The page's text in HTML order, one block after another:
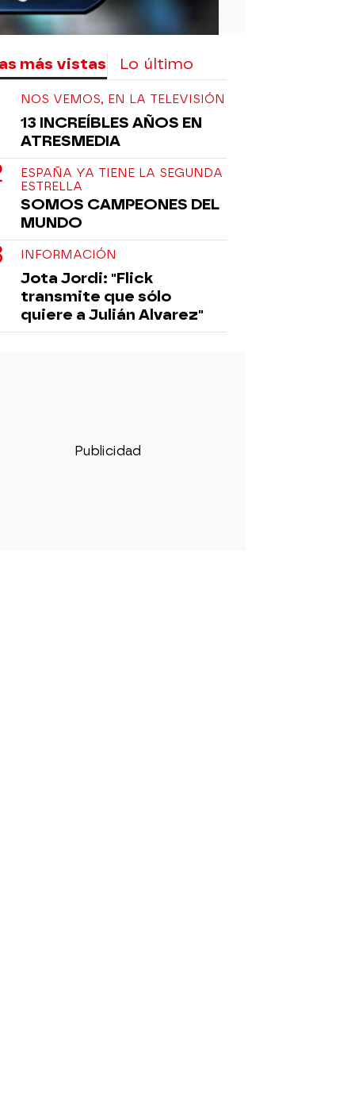
más vistas Lo último
NOS VEMOS, EN LA TELEVISIÓN
13 INCREÍBLES AÑOS EN
ATRESMEDIA
ESPAÑA YA TIENE LA SEGUNDA
ESTRELLA
SOMOS CAMPEONES DEL
MUNDO
INFORMACIÓN
Jota Jordi: "Flick
transmite que sólo
quiere a Julián Alvarez"